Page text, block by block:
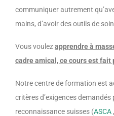
communiquer autrement
mains, d’avoir des outils de
Vous voulezapprendre à
cadre amical, ce cours est fait
Notre centre de formation est
critères d’exigences
reconnaissance suisses (ASCA ,